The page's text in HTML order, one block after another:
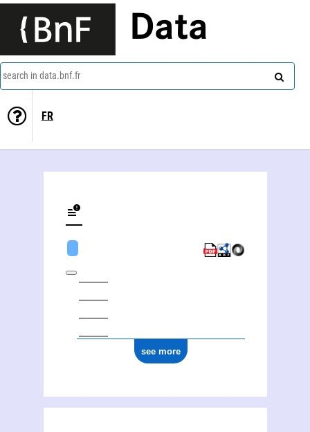
Data
search in data.bnf.fr
FR
see more